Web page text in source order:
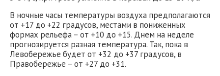
В ночные часы температуры воздуха предполагаются
от +17 до +22 градусов, местами в пониженных
формах рельефа – от +10 до +15. Днем на неделе
прогнозируется разная температура. Так, пока в
Левобережье будет от +32 до +37 градусов, в
Правобережье – от +27 до +31.